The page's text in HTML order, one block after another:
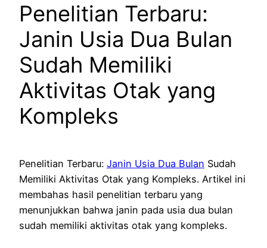
Penelitian Terbaru:
Janin Usia Dua Bulan
Sudah Memiliki
Aktivitas Otak yang
Kompleks
Penelitian Terbaru: Janin Usia Dua Bulan Sudah
Memiliki Aktivitas Otak yang Kompleks. Artikel ini
membahas hasil penelitian terbaru yang
menunjukkan bahwa janin pada usia dua bulan
sudah memiliki aktivitas otak yang kompleks.